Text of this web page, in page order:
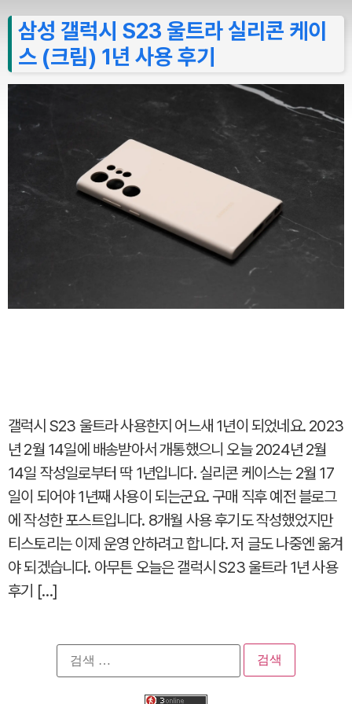
삼성 갤럭시 S23 울트라 실리콘 케이
스 (크림) 1년 사용 후기
갤럭시 S23 울트라 사용한지 어느새 1년이 되었네요. 2023
년 2월 14일에 배송받아서 개통했으니 오늘 2024년 2월
14일 작성일로부터 딱 1년입니다. 실리콘 케이스는 2월 17
일이 되어야 1년째 사용이 되는군요. 구매 직후 예전 블로그
에 작성한 포스트입니다. 8개월 사용 후기도 작성했었지만
티스토리는 이제 운영 안하려고 합니다. 저 글도 나중엔 옮겨
야 되겠습니다. 아무튼 오늘은 갤럭시 S23 울트라 1년 사용
후기 […]
검
색: